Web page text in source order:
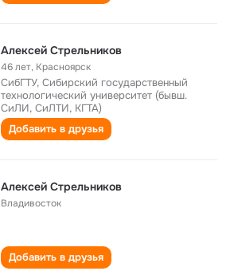
Алексей Стрельников
46 лет, Красноярск
СибГТУ, Сибирский государственный
технологический университет (бывш.
СиЛИ, СиЛТИ, КГТА)
Добавить в друзья
Алексей Стрельников
Владивосток
Добавить в друзья